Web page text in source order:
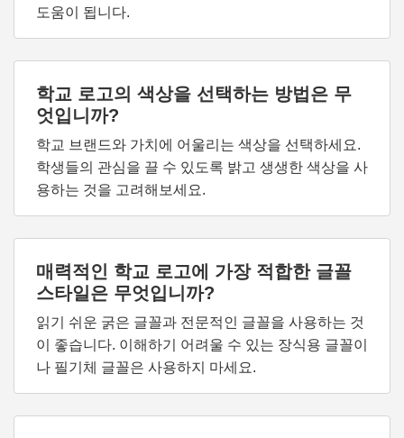
도움이 됩니다.
학교 로고의 색상을 선택하는 방법은 무
엇입니까?
학교 브랜드와 가치에 어울리는 색상을 선택하세요.
학생들의 관심을 끌 수 있도록 밝고 생생한 색상을 사
용하는 것을 고려해보세요.
매력적인 학교 로고에 가장 적합한 글꼴
스타일은 무엇입니까?
읽기 쉬운 굵은 글꼴과 전문적인 글꼴을 사용하는 것
이 좋습니다. 이해하기 어려울 수 있는 장식용 글꼴이
나 필기체 글꼴은 사용하지 마세요.